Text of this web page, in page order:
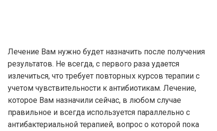
Лечение Вам нужно будет назначить после получения
результатов. Не всегда, с первого раза удается
излечиться, что требует повторных курсов терапии с
учетом чувствительности к антибиотикам. Лечение,
которое Вам назначили сейчас, в любом случае
правильное и всегда используется параллельно с
антибактериальной терапией, вопрос о которой пока